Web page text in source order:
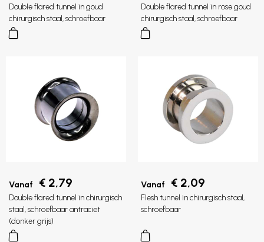
Double flared tunnel in goud
chirurgisch staal, schroefbaar
Double flared tunnel in rose goud
chirurgisch staal, schroefbaar
Vanaf € 2,79
Double flared tunnel in chirurgisch
staal, schroefbaar antraciet
(donker grijs)
Vanaf € 2,09
Flesh tunnel in chirurgisch staal,
schroefbaar